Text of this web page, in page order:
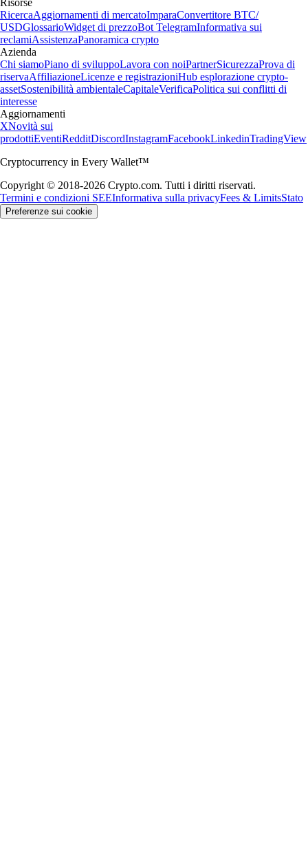
Risorse
RicercaAggiornamenti di mercatoImparaConvertitore BTC/
USDGlossarioWidget di prezzoBot TelegramInformativa sui
reclamiAssistenzaPanoramica crypto
Azienda
Chi siamoPiano di sviluppoLavora con noiPartnerSicurezzaProva di
riservaAffiliazioneLicenze e registrazioniHub esplorazione crypto-
assetSostenibilità ambientaleCapitaleVerificaPolitica sui conflitti di
interesse
Aggiornamenti
XNovità sui
prodottiEventiRedditDiscordInstagramFacebookLinkedinTradingView
Cryptocurrency in Every Wallet™
Copyright © 2018-2026 Crypto.com. Tutti i diritti riservati.
Termini e condizioni SEEInformativa sulla privacyFees & LimitsStato
Preferenze sui cookie